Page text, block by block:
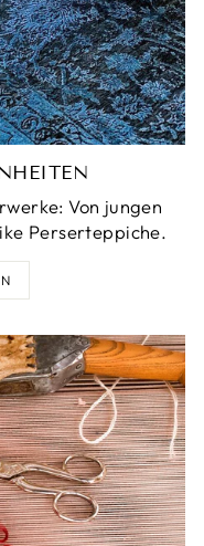
Von jungen
Perserteppiche.